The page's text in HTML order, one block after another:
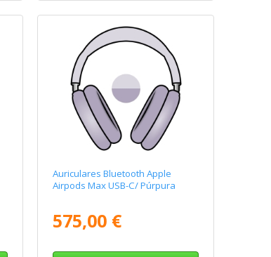
Auriculares Bluetooth Apple
Airpods Max USB-C/ Púrpura
575,00 €